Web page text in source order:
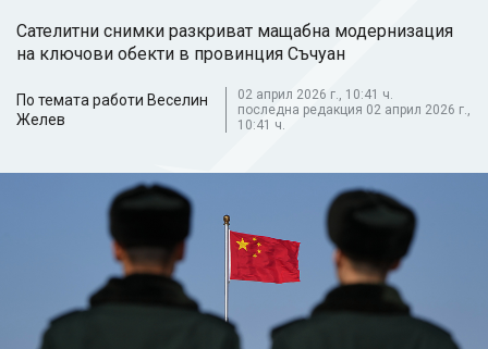
Сателитни снимки разкриват мащабна модернизация
на ключови обекти в провинция Съчуан
По темата работи Веселин
Желев
02 април 2026 г., 10:41 ч.
последна редакция 02 април 2026 г.,
10:41 ч.